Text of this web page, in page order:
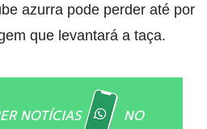
azurra pode perder até por
que levantará a taça.
NOTÍCIAS NO